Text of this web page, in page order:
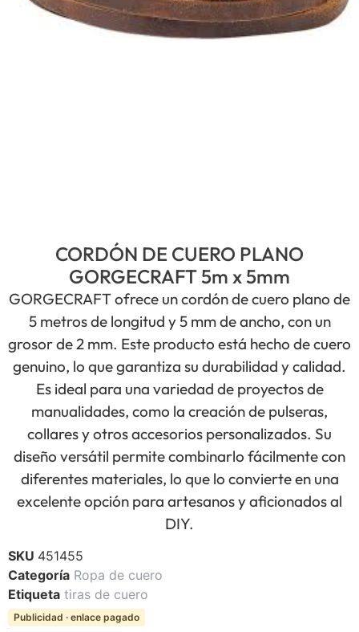
CORDÓN DE CUERO PLANO
GORGECRAFT 5m x 5mm
GORGECRAFT ofrece un cordón de cuero plano de
5 metros de longitud y 5 mm de ancho, con un
grosor de 2 mm. Este producto está hecho de cuero
genuino, lo que garantiza su durabilidad y calidad.
Es ideal para una variedad de proyectos de
manualidades, como la creación de pulseras,
collares y otros accesorios personalizados. Su
diseño versátil permite combinarlo fácilmente con
diferentes materiales, lo que lo convierte en una
excelente opción para artesanos y aficionados al
DIY.
SKU 451455
Categoría Ropa de cuero
Etiqueta tiras de cuero
Publicidad · enlace pagado